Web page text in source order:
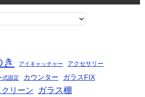
アイキャッチャー アクセサリー
式固定 カウンター ガラスFIX
リーン ガラス棚